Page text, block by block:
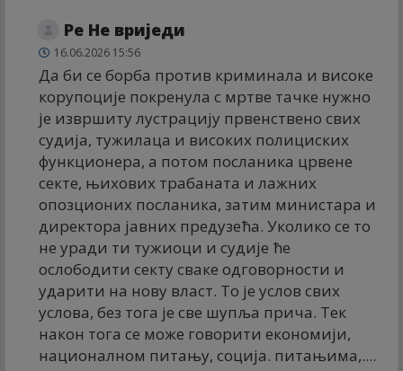
Ре Не вриједи
16.06.2026 15:56
Да би се борба против криминала и високе
корупоције покренула с мртве тачке нужно
је извршиту лустрацију првенствено свих
судија, тужилаца и високих полициских
функционера, а потом посланика црвене
секте, њихових трабаната и лажних
опозционих посланика, затим министара и
директора јавних предузећа. Уколико се то
не уради ти тужиоци и судије ће
ослободити секту сваке одговорности и
ударити на нову власт. То је услов свих
услова, без тога је све шупља прича. Тек
након тога се може говорити економији,
националном питању, соција. питањима,....